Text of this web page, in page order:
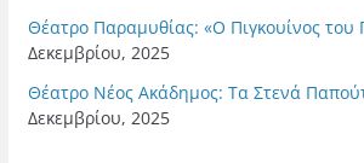
Θέατρο Παραμυθίας: «Ο Πιγκουίνος του
Δεκεμβρίου, 2025
Θέατρο Νέος Ακάδημος: Τα Στενά
Δεκεμβρίου, 2025